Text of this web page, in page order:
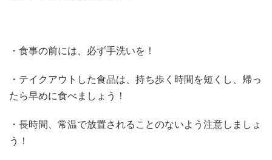
・食事の前には、必ず手洗いを！
・テイクアウトした食品は、持ち歩く時間を短くし、帰っ
たら早めに食べましょう！
・長時間、常温で放置されることのないよう注意しましょ
う！